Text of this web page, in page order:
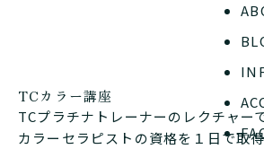
TCカラー講座
TCプラチナトレーナーのレクチャー
カラーセラピストの資格を１日で取